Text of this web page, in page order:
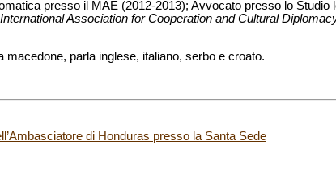
presso il MAE (2012-2013); Avvocato presso lo Studio
Association for Cooperation and Cultural
macedone, parla inglese, italiano, serbo e croato.
di Honduras presso la Santa Sede